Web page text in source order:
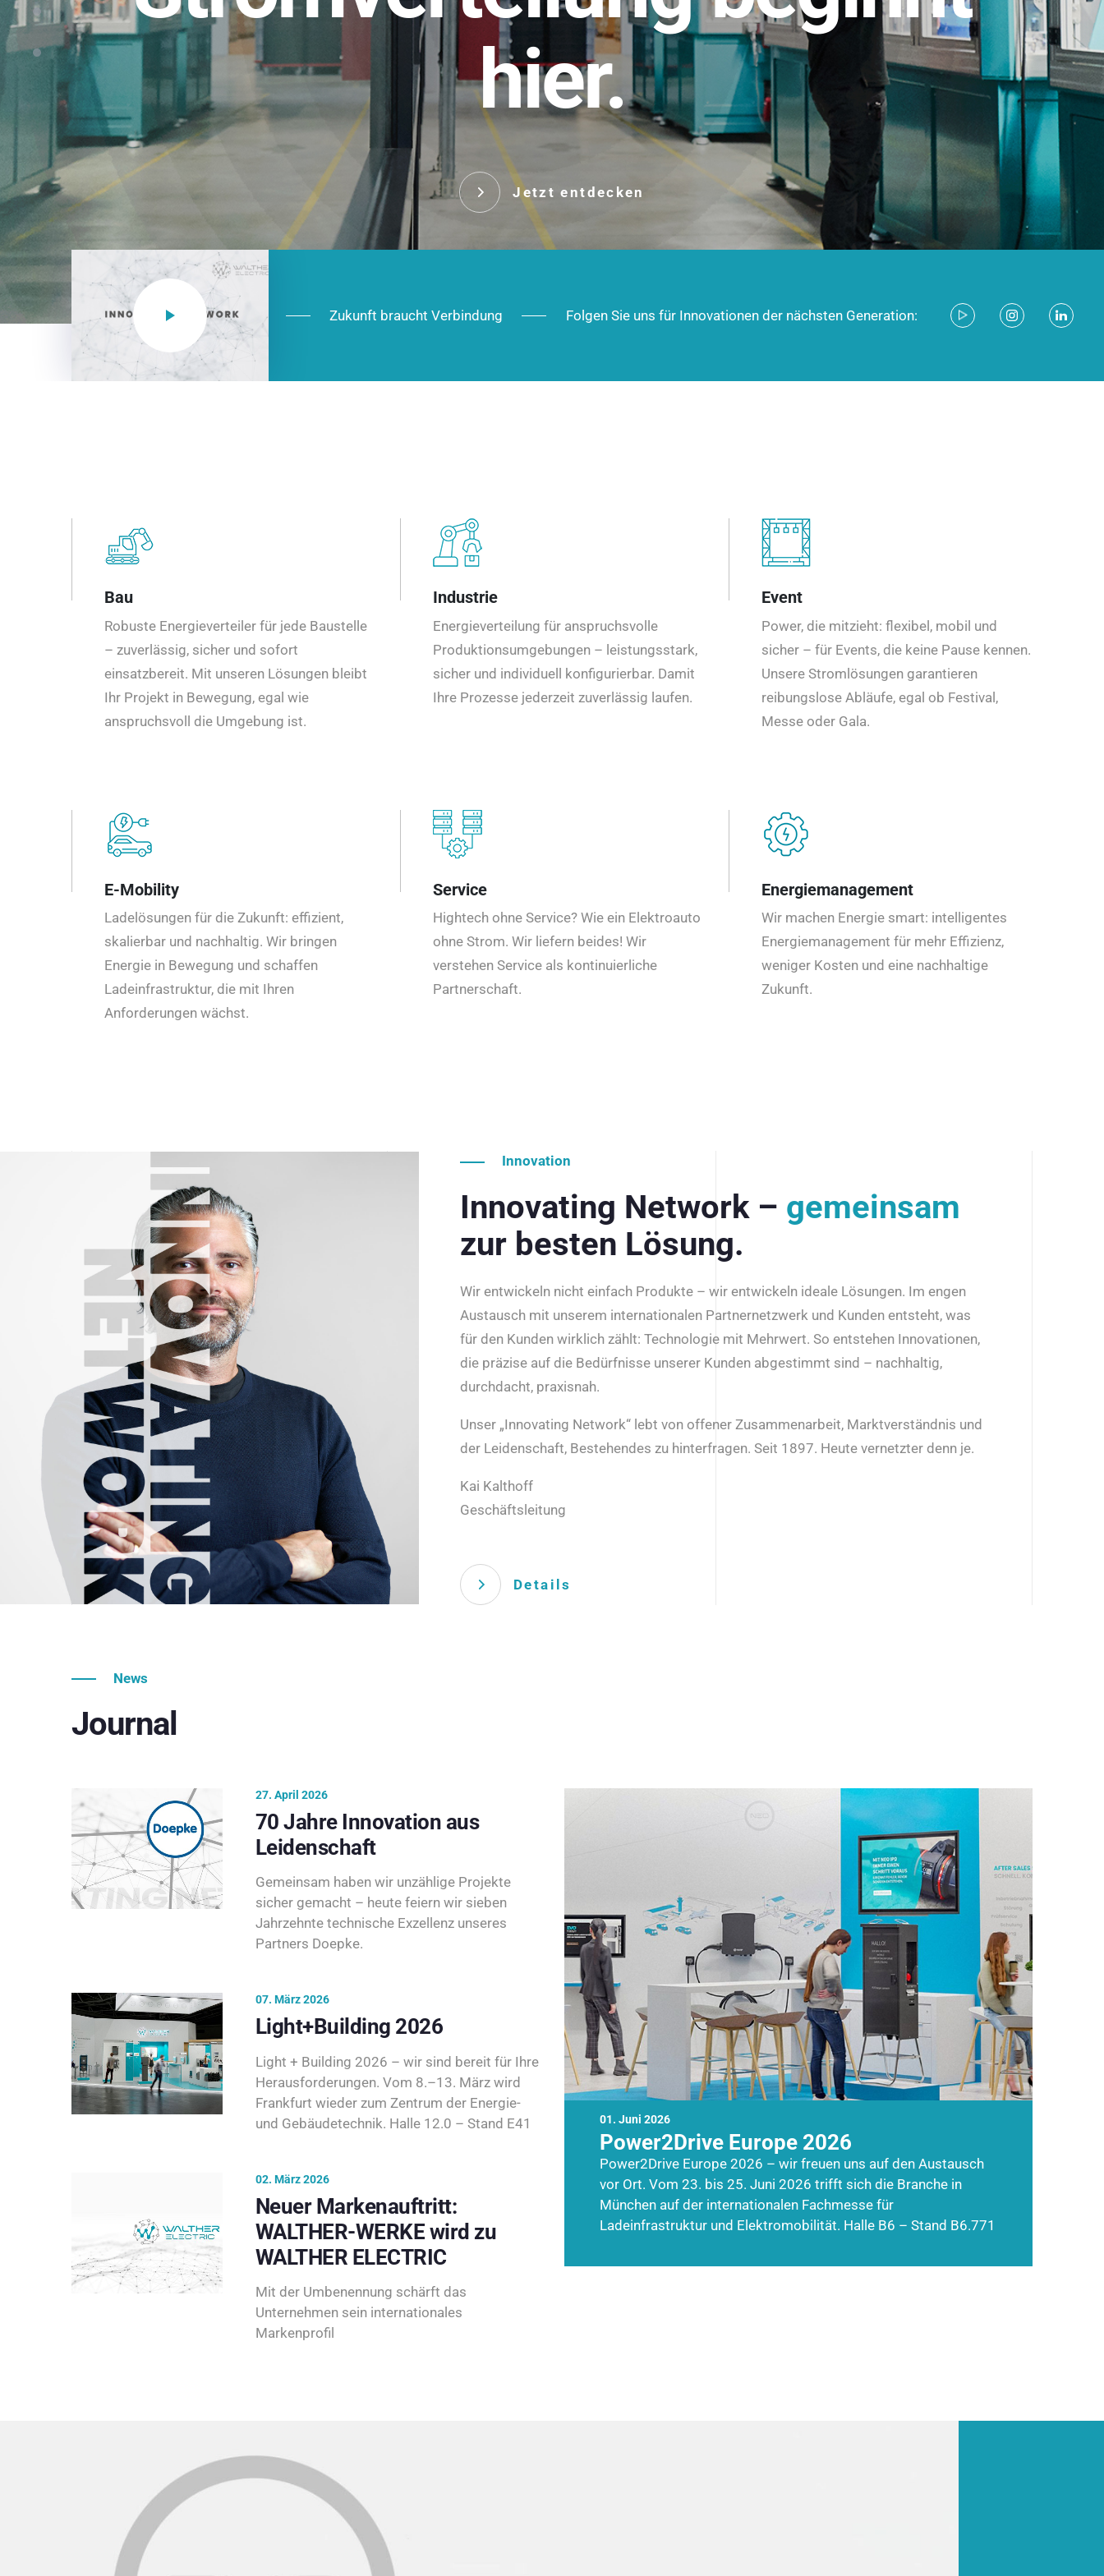
hier.
Jetzt entdecken
NEO CEE: Energieverteilung mit System. Robust im Alltag,
effizient in der Installation, zukunftsfähig im Ausbau.
Das innovative Stecksystem für industrielle Anwendungen –
robust, IP-geschützt und zukunftsfähig.
Jetzt entdecken
Zukunft braucht Verbindung Folgen Sie uns für Innovationen der nächsten Generation:
Bau
Robuste Energieverteiler für jede Baustelle
– zuverlässig, sicher und sofort
einsatzbereit. Mit unseren Lösungen bleibt
Ihr Projekt in Bewegung, egal wie
anspruchsvoll die Umgebung ist.
Industrie
Energieverteilung für anspruchsvolle
Produktionsumgebungen – leistungsstark,
sicher und individuell konfigurierbar. Damit
Ihre Prozesse jederzeit zuverlässig laufen.
Event
Power, die mitzieht: flexibel, mobil und
sicher – für Events, die keine Pause kennen.
Unsere Stromlösungen garantieren
reibungslose Abläufe, egal ob Festival,
Messe oder Gala.
E-Mobility
Ladelösungen für die Zukunft: effizient,
skalierbar und nachhaltig. Wir bringen
Energie in Bewegung und schaffen
Ladeinfrastruktur, die mit Ihren
Anforderungen wächst.
Service
Hightech ohne Service? Wie ein Elektroauto
ohne Strom. Wir liefern beides! Wir
verstehen Service als kontinuierliche
Partnerschaft.
Energiemanagement
Wir machen Energie smart: intelligentes
Energiemanagement für mehr Effizienz,
weniger Kosten und eine nachhaltige
Zukunft.
Innovation
Innovating Network – gemeinsam
zur besten Lösung.
Wir entwickeln nicht einfach Produkte – wir entwickeln ideale Lösungen. Im engen
Austausch mit unserem internationalen Partnernetzwerk und Kunden entsteht, was
für den Kunden wirklich zählt: Technologie mit Mehrwert. So entstehen Innovationen,
die präzise auf die Bedürfnisse unserer Kunden abgestimmt sind – nachhaltig,
durchdacht, praxisnah.
Unser „Innovating Network“ lebt von offener Zusammenarbeit, Marktverständnis und
der Leidenschaft, Bestehendes zu hinterfragen. Seit 1897. Heute vernetzter denn je.
Kai Kalthoff
Geschäftsleitung
Details
News
Journal
01. Juni 2026
Power2Drive Europe 2026
Power2Drive Europe 2026 – wir freuen uns auf den Austausch
vor Ort. Vom 23. bis 25. Juni 2026 trifft sich die Branche in
München auf der internationalen Fachmesse für
Ladeinfrastruktur und Elektromobilität. Halle B6 – Stand B6.771
27. April 2026
70 Jahre Innovation aus
Leidenschaft
Gemeinsam haben wir unzählige Projekte
sicher gemacht – heute feiern wir sieben
Jahrzehnte technische Exzellenz unseres
Partners Doepke.
07. März 2026
Light+Building 2026
Light + Building 2026 – wir sind bereit für Ihre
Herausforderungen. Vom 8.–13. März wird
Frankfurt wieder zum Zentrum der Energie-
und Gebäudetechnik. Halle 12.0 – Stand E41
02. März 2026
Neuer Markenauftritt:
WALTHER-WERKE wird zu
WALTHER ELECTRIC
Mit der Umbenennung schärft das
Unternehmen sein internationales
Markenprofil